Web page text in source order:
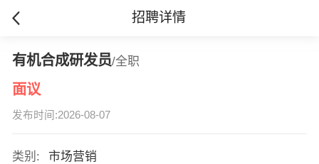
招聘详情
有机合成研发员/全职
面议
发布时间:2026-08-07
类别:
市场营销